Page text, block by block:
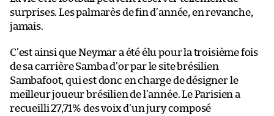
surprises. Les palmarès de fin d’année, en revanche,
jamais.
C’est ainsi que Neymar a été élu pour la troisième fois
de sa carrière Samba d’or par le site brésilien
Sambafoot, qui est donc en charge de désigner le
meilleur joueur brésilien de l’année. Le Parisien a
recueilli 27,71% des voix d’un jury composé